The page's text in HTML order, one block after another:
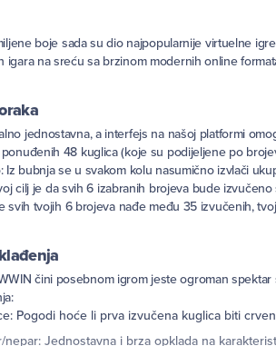
boje sada su dio najpopularnije virtuelne
igara na sreću sa brzinom modernih online
jednostavna, a interfejs na našoj platformi
48 kuglica (koje su podijeljene po
Iz bubnja se u svakom kolu nasumično izvlači
cilj je da svih 6 izabranih brojeva bude
svih tvojih 6 brojeva nađe među 35 izvučenih,
čini posebnom igrom jeste ogroman
Pogodi hoće li prva izvučena kuglica biti
nepar: Jednostavna i brza opklada na